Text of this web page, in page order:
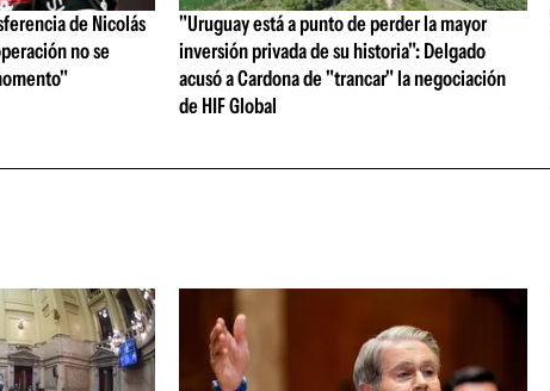
de Nicolás
no se
"Uruguay está a punto de perder la mayor
inversión privada de su historia": Delgado
acusó a Cardona de "trancar" la negociación
de HIF Global